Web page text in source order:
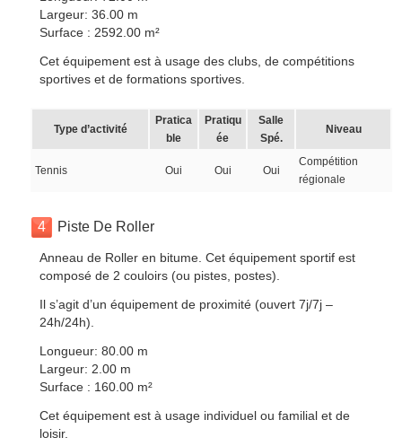
Largeur: 36.00 m
Surface : 2592.00 m²
Cet équipement est à usage des clubs, de compétitions
sportives et de formations sportives.
Type d’activité
Pratica
ble
Pratiqu
ée
Salle
Spé.
Niveau
Tennis Oui Oui Oui
Compétition
régionale
4 Piste De Roller
Anneau de Roller en bitume. Cet équipement sportif est
composé de 2 couloirs (ou pistes, postes).
Il s’agit d’un équipement de proximité (ouvert 7j/7j –
24h/24h).
Longueur: 80.00 m
Largeur: 2.00 m
Surface : 160.00 m²
Cet équipement est à usage individuel ou familial et de
loisir.